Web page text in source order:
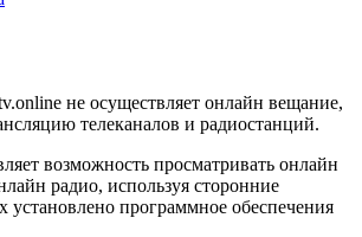
не осуществляет онлайн вещание,
телеканалов и радиостанций.
возможность просматривать онлайн
радио, используя сторонние
установлено программное обеспечения